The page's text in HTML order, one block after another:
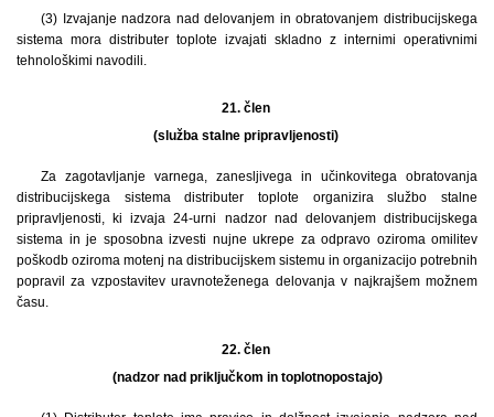
(3) Izvajanje nadzora nad delovanjem in obratovanjem distribucijskega
sistema mora distributer toplote izvajati skladno z internimi operativnimi
tehnološkimi navodili.
21. člen
(služba stalne pripravljenosti)
Za zagotavljanje varnega, zanesljivega in učinkovitega obratovanja
distribucijskega sistema distributer toplote organizira službo stalne
pripravljenosti, ki izvaja 24-urni nadzor nad delovanjem distribucijskega
sistema in je sposobna izvesti nujne ukrepe za odpravo oziroma omilitev
poškodb oziroma motenj na distribucijskem sistemu in organizacijo potrebnih
popravil za vzpostavitev uravnoteženega delovanja v najkrajšem možnem
času.
22. člen
(nadzor nad priključkom in toplotnopostajo)